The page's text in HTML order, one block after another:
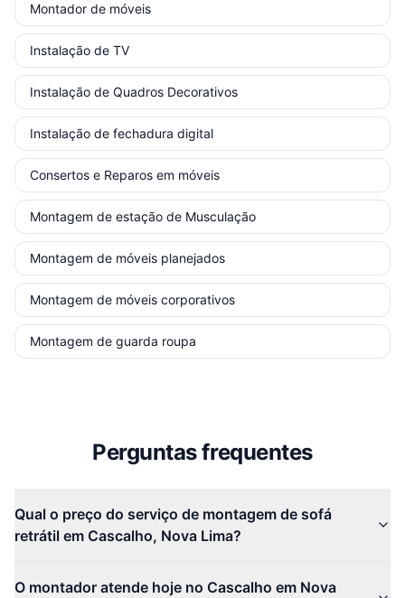
Montador de móveis
Instalação de TV
Instalação de Quadros Decorativos
Instalação de fechadura digital
Consertos e Reparos em móveis
Montagem de estação de Musculação
Montagem de móveis planejados
Montagem de móveis corporativos
Montagem de guarda roupa
Perguntas frequentes
Qual o preço do serviço de montagem de sofá
retrátil em Cascalho, Nova Lima?
O montador atende hoje no Cascalho em Nova